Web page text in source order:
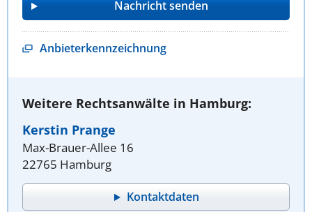
Anbieterkennzeichnung
Weitere Rechtsanwälte in Hamburg:
Kerstin Prange
Max-Brauer-Allee 16
22765 Hamburg
Kontaktdaten